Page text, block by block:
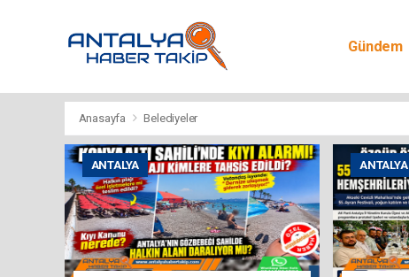
Gündem
Anasayfa Belediyeler
ANTALYA ANTALYA